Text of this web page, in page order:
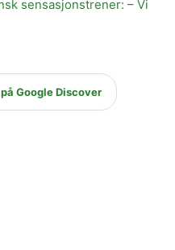
sensasjonstrener: – Vi
Google Discover